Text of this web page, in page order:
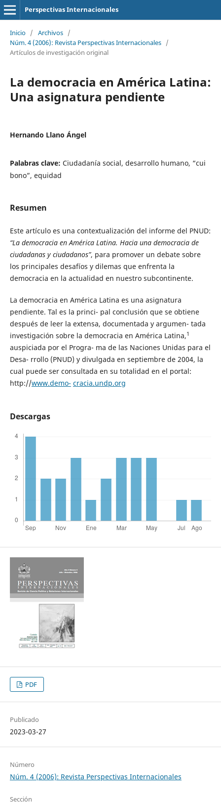
Perspectivas Internacionales
Inicio / Archivos /
Núm. 4 (2006): Revista Perspectivas Internacionales /
Artículos de investigación original
La democracia en América Latina:
Una asignatura pendiente
Hernando Llano Ángel
Palabras clave: Ciudadanía social, desarrollo humano, “cui
bono”, equidad
Resumen
Este artículo es una contextualización del informe del PNUD:
“La democracia en América Latina. Hacia una democracia de
ciudadanas y ciudadanos”, para promover un debate sobre
los principales desafíos y dilemas que enfrenta la
democracia en la actualidad en nuestro subcontinente.
La democracia en América Latina es una asignatura
pendiente. Tal es la princi- pal conclusión que se obtiene
después de leer la extensa, documentada y argumen- tada
investigación sobre la democracia en América Latina,1
auspiciada por el Progra- ma de las Naciones Unidas para el
Desa- rrollo (PNUD) y divulgada en septiembre de 2004, la
cual puede ser consultada en su totalidad en el portal:
http://www.demo- cracia.undp.org
Descargas
PDF
Publicado
2023-03-27
Número
Núm. 4 (2006): Revista Perspectivas Internacionales
Sección